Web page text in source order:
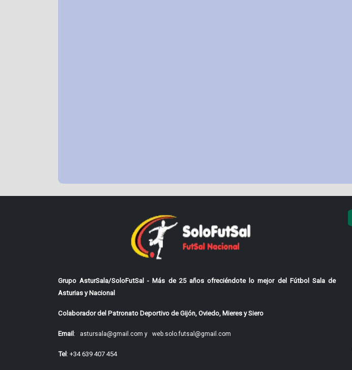
Grupo AsturSala/SoloFutSal - Más de 25 años ofreciéndote lo mejor del Fútbol Sala de
Asturias y Nacional
Colaborador del Patronato Deportivo de Gijón, Oviedo, Mieres y Siero
Email : astursala@gmail.com y web.solo.futsal@gmail.com
Tel : +34 639 407 454